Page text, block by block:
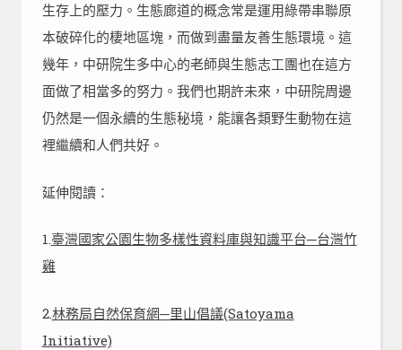
生存上的壓力。生態廊道的概念常是運用綠帶串聯原
本破碎化的棲地區塊，而做到盡量友善生態環境。這
幾年，中研院生多中心的老師與生態志工團也在這方
面做了相當多的努力。我們也期許未來，中研院周邊
仍然是一個永續的生態秘境，能讓各類野生動物在這
裡繼續和人們共好。
延伸閱讀：
1.臺灣國家公園生物多樣性資料庫與知識平台─台灣竹
雞
2.林務局自然保育網─里山倡議(Satoyama
Initiative)